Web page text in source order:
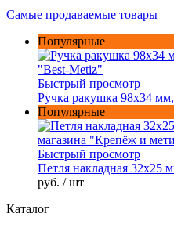
Самые продаваемые товары
Популярные
Быстрый просмотр
Ручка ракушка 98x34
Популярные
Быстрый просмотр
Петля накладная 32х25
руб. / шт
Каталог